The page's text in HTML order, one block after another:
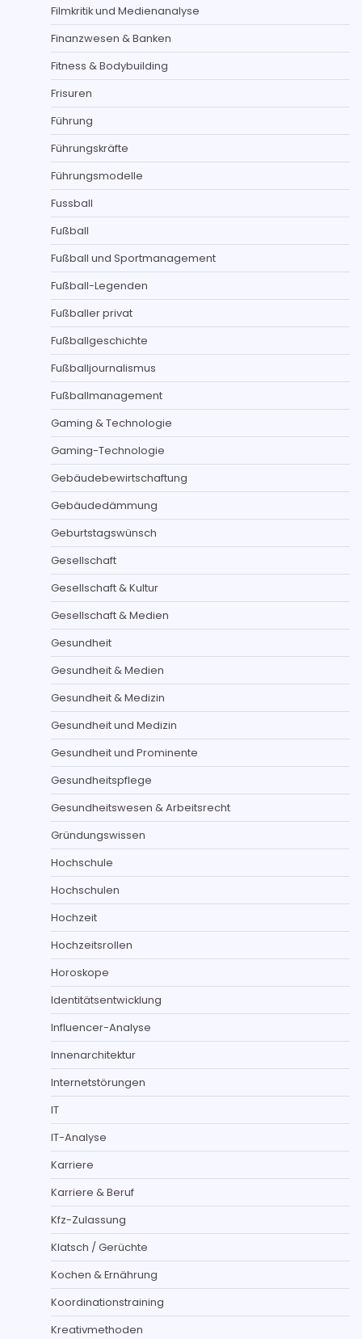
Filmkritik und Medienanalyse
Finanzwesen & Banken
Fitness & Bodybuilding
Frisuren
Führung
Führungskräfte
Führungsmodelle
Fussball
Fußball
Fußball und Sportmanagement
Fußball-Legenden
Fußballer privat
Fußballgeschichte
Fußballjournalismus
Fußballmanagement
Gaming & Technologie
Gaming-Technologie
Gebäudebewirtschaftung
Gebäudedämmung
Geburtstagswünsch
Gesellschaft
Gesellschaft & Kultur
Gesellschaft & Medien
Gesundheit
Gesundheit & Medien
Gesundheit & Medizin
Gesundheit und Medizin
Gesundheit und Prominente
Gesundheitspflege
Gesundheitswesen & Arbeitsrecht
Gründungswissen
Hochschule
Hochschulen
Hochzeit
Hochzeitsrollen
Horoskope
Identitätsentwicklung
Influencer-Analyse
Innenarchitektur
Internetstörungen
IT
IT-Analyse
Karriere
Karriere & Beruf
Kfz-Zulassung
Klatsch / Gerüchte
Kochen & Ernährung
Koordinationstraining
Kreativmethoden